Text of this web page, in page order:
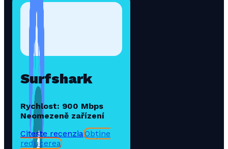
Surfshark
Rychlost: 900 Mbps
Neomezeně zařízení
Citește recenziaObține
reducerea